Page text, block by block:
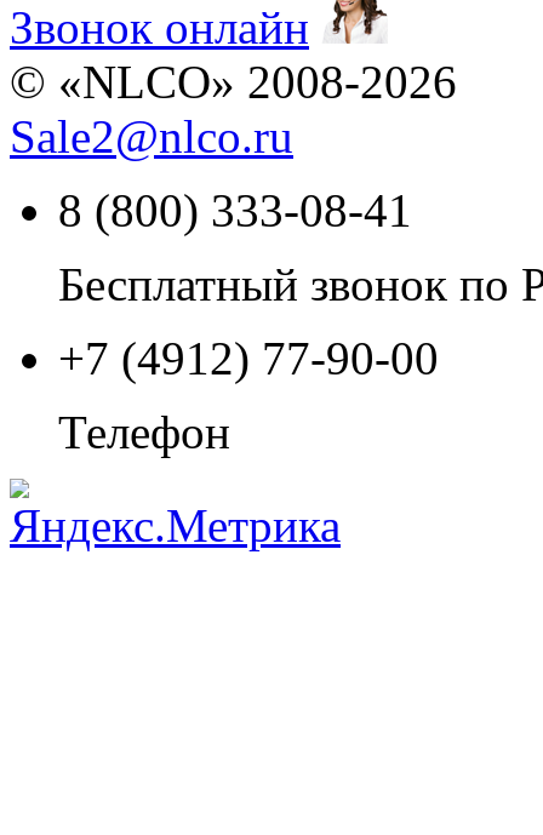
Звонок онлайн
© «NLCO» 2008-2026
Sale2@nlco.ru
8 (800) 333-08-41
Бесплатный звонок по
+7 (4912) 77-90-00
Телефон